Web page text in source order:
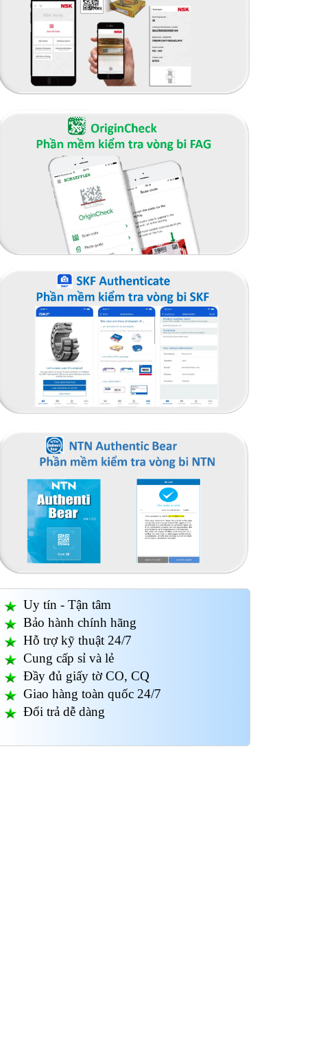
Uy tín - Tận tâm
Bảo hành chính hãng
Hỗ trợ kỹ thuật 24/7
Cung cấp sỉ và lẻ
Đầy đủ giấy tờ CO, CQ
Giao hàng toàn quốc 24/7
Đổi trả dễ dàng